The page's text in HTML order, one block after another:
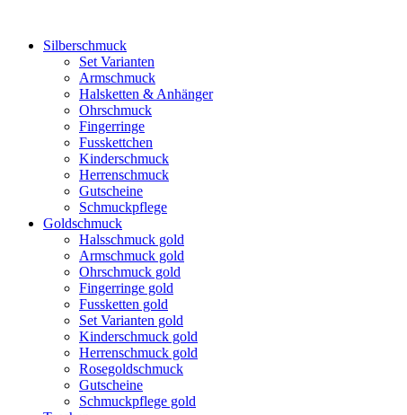
Silberschmuck
Set Varianten
Armschmuck
Halsketten & Anhänger
Ohrschmuck
Fingerringe
Fusskettchen
Kinderschmuck
Herrenschmuck
Gutscheine
Schmuckpflege
Goldschmuck
Halsschmuck gold
Armschmuck gold
Ohrschmuck gold
Fingerringe gold
Fussketten gold
Set Varianten gold
Kinderschmuck gold
Herrenschmuck gold
Rosegoldschmuck
Gutscheine
Schmuckpflege gold